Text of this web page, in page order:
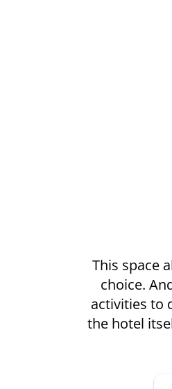
This space
choice.
activities to
the hotel